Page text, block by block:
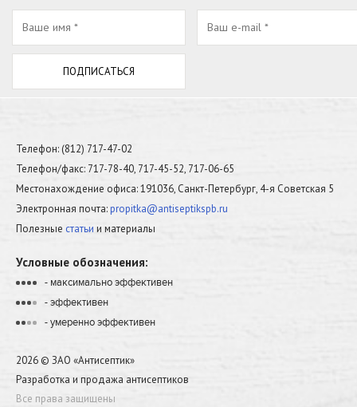
2026 © ЗАО «Антисептик»
Разработка и продажа антисептиков
Все права защищены
Телефон: (812) 717-47-02
Телефон/факс: 717-78-40, 717-45-52, 717-06-65
Местонахождение офиса: 191036, Санкт-Петербург, 4-я Советская 5
Электронная почта:propitka@antiseptikspb.ru
Полезные статьи и материалы
Условные обозначения:
•••
- максимально эффективен
•••
- эффективен
••• - умеренно эффективен